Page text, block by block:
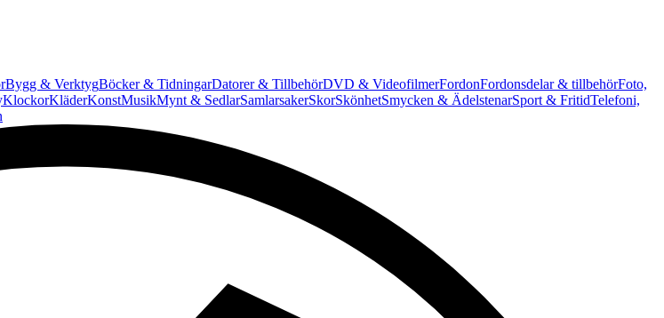
Bygg & VerktygBöcker & TidningarDatorer & TillbehörDVD & VideofilmerFordonFordonsdelar & tillbehörFoto,
KlockorKläderKonstMusikMynt & SedlarSamlarsakerSkorSkönhetSmycken & ÄdelstenarSport & FritidTelefoni,